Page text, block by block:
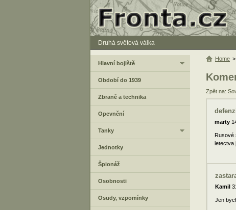
Druhá světová válka
Zpět na:
marty
Rusové
letectva
Kamil
Jen
Home >
Hlavní bojiště
Období do 1939
Zbraně a technika
Opevnění
Tanky
Jednotky
Špionáž
Osobnosti
Osudy, vzpomínky